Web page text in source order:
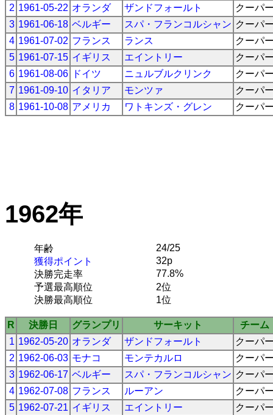
2 1961-05-22 オランダ ザンドフォールト
クーパ
3 1961-06-18 ベルギー スパ・フランコルシャン クーパ
4 1961-07-02 フランス ランス
クーパ
5 1961-07-15 イギリス エイントリー
クーパ
6 1961-08-06 ドイツ ニュルブルクリンク
クーパ
7 1961-09-10 イタリア モンツァ
クーパ
8 1961-10-08 アメリカ ワトキンズ・グレン クーパ
1962年
年齢
24/25
獲得ポイント
32p
決勝完走率
77.8%
予選最高順位
2位
決勝最高順位
1位
R 決勝日 グランプリ サーキット
チーム
1 1962-05-20 オランダ ザンドフォールト
クーパ
2 1962-06-03 モナコ モンテカルロ
クーパ
3 1962-06-17 ベルギー スパ・フランコルシャン クーパ
4 1962-07-08 フランス ルーアン
クーパ
5 1962-07-21 イギリス エイントリー
クーパ